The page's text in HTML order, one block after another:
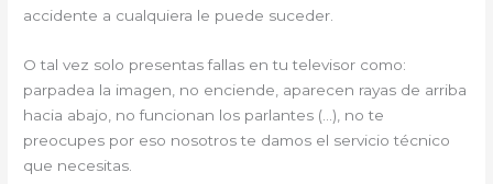
accidente a cualquiera le puede suceder.
O tal vez solo presentas fallas en tu televisor como:
parpadea la imagen, no enciende, aparecen rayas de arriba
hacia abajo, no funcionan los parlantes (…), no te
preocupes por eso nosotros te damos el servicio técnico
que necesitas.